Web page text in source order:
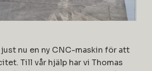
nu en ny CNC-maskin för att
Till vår hjälp har vi Thomas